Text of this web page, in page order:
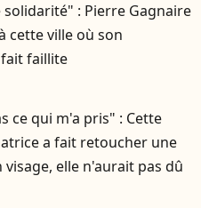
solidarité" : Pierre Gagnaire
cette ville où son
faillite
ce qui m'a pris" : Cette
a fait retoucher une
visage, elle n'aurait pas dû